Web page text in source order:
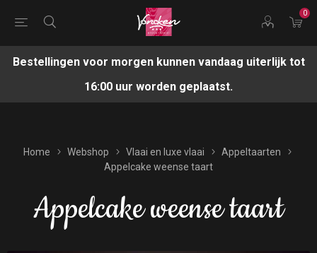
0
Bestellingen voor morgen kunnen vandaag uiterlijk tot
16:00 uur worden geplaatst.
Home Webshop Vlaai en luxe vlaai
Appeltaarten
Appelcake weense taart
Appelcake weense taart